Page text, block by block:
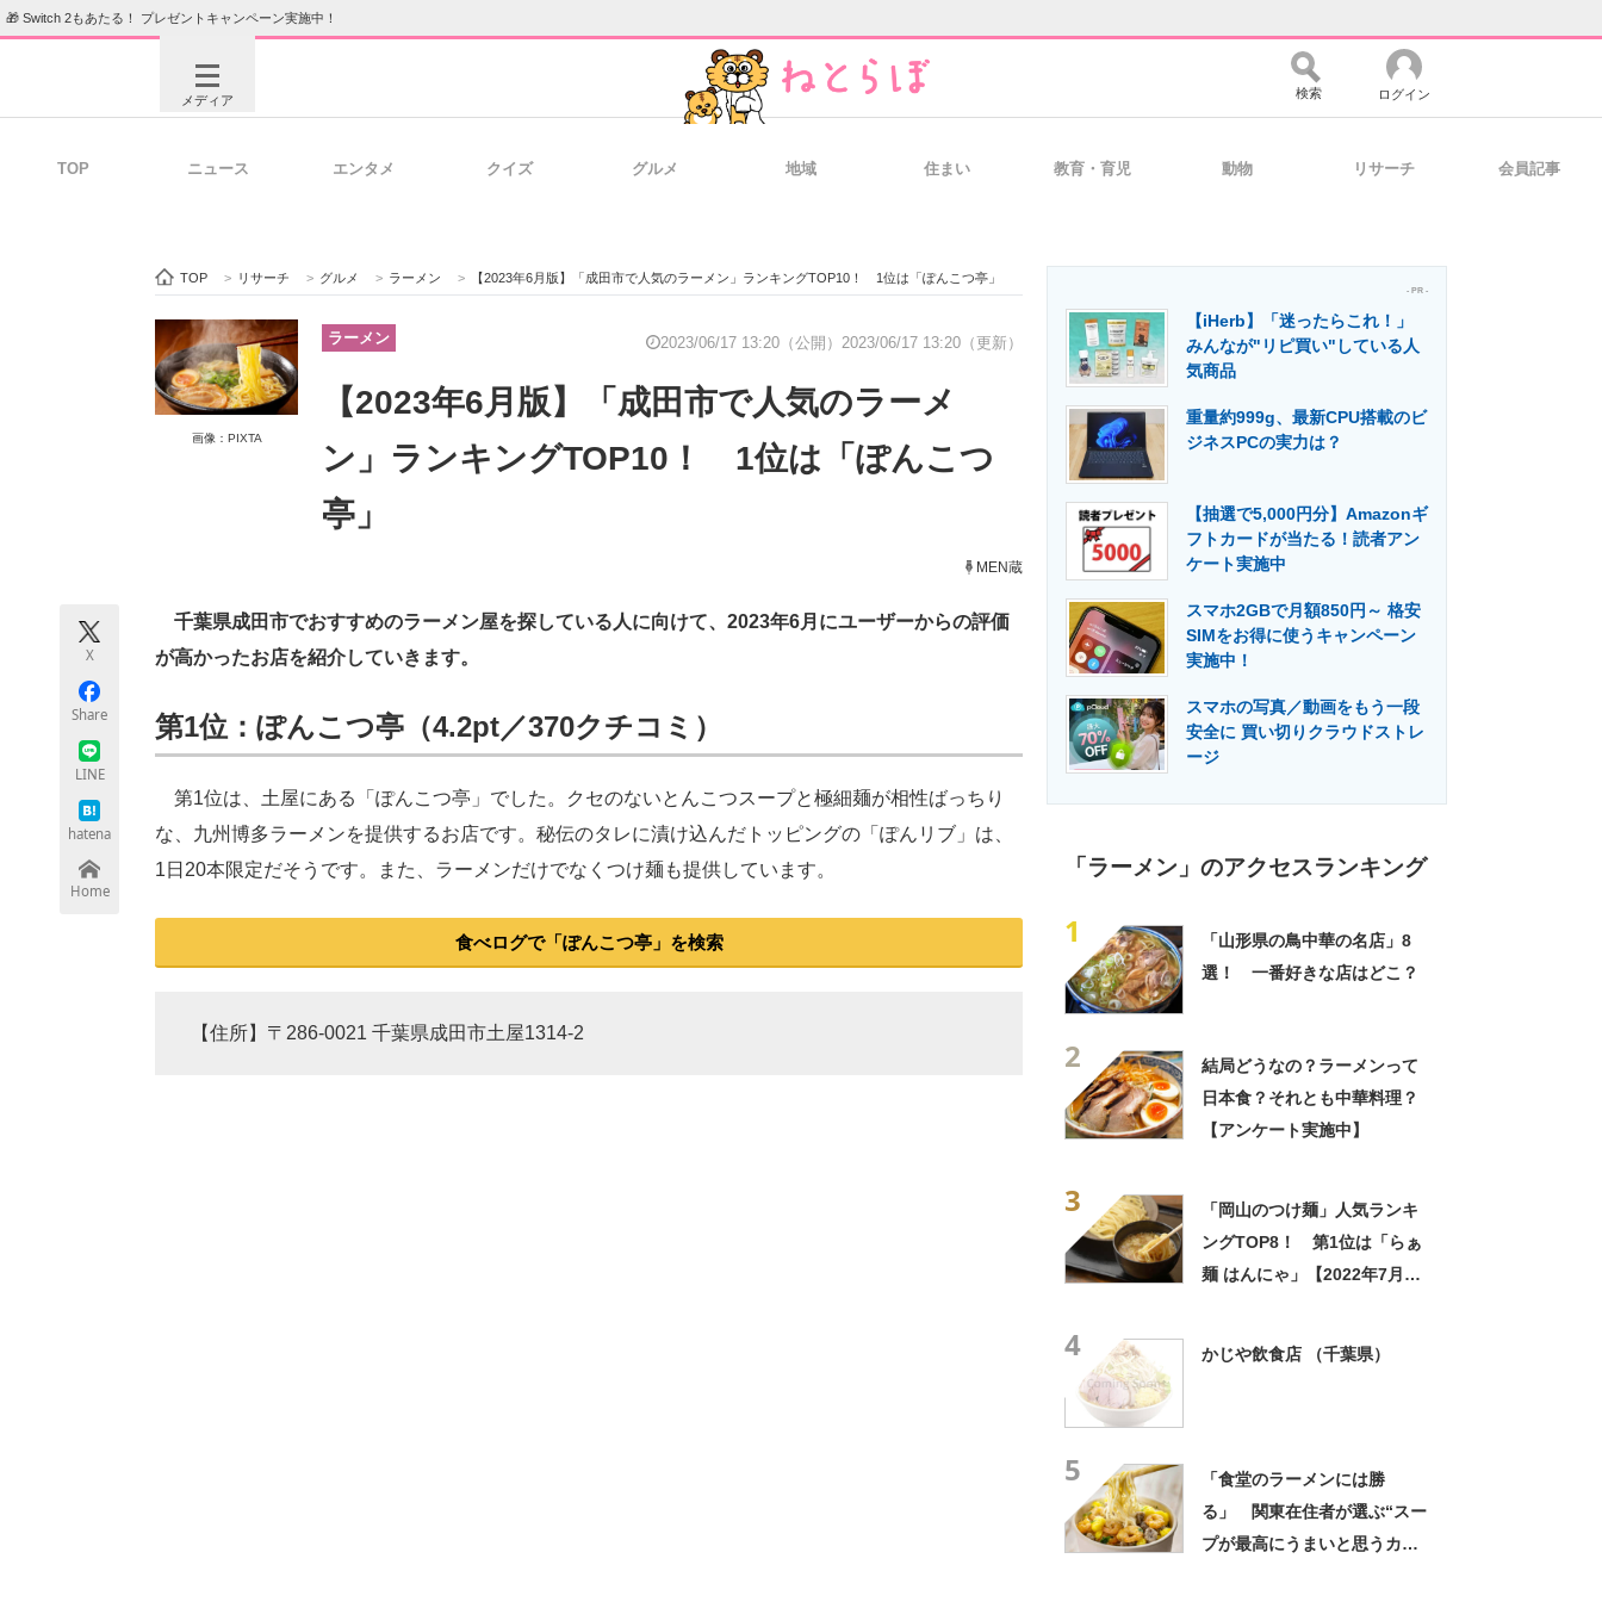
🎁 Switch 2もあたる！ プレゼントキャンペーン実施中！
メディア
ビジネスと働き方のヒント 経営リーダーのコミュニティ マーケ×ITの今がよく分かる
ITエンジニア向け専門サイト 製造業のIT導入・活用を支援
エネルギーの専門メディア 建設×テクノロジーの最前線
ちょっと気になるネットの話題
検索 ログイン
TOP ニュース エンタメ クイズ グルメ 地域 住まい 教育・育児 動物 リサーチ 会員記事
TOP > リサーチ > グルメ > ラーメン > 【2023年6月版】「成田市で人気のラーメン」ランキングTOP10！ 1位は「ぽんこつ亭」
画像：PIXTA
ラーメン 2023/06/17 13:20（公開） 2023/06/17 13:20（更新）
【2023年6月版】「成田市で人気のラーメ
ン」ランキングTOP10！ 1位は「ぽんこつ
亭」
MEN蔵
X
Share
LINE
hatena
Home
千葉県成田市でおすすめのラーメン屋を探している人に向けて、2023年6月にユーザーからの評価
が高かったお店を紹介していきます。
第1位：ぽんこつ亭（4.2pt／370クチコミ）
第1位は、土屋にある「ぽんこつ亭」でした。クセのないとんこつスープと極細麺が相性ばっちり
な、九州博多ラーメンを提供するお店です。秘伝のタレに漬け込んだトッピングの「ぽんリブ」は、
1日20本限定だそうです。また、ラーメンだけでなくつけ麺も提供しています。
食べログで「ぽんこつ亭」を検索
【住所】〒286-0021 千葉県成田市土屋1314-2
- PR -
【iHerb】「迷ったらこれ！」
みんなが"リピ買い"している人
気商品
重量約999g、最新CPU搭載のビ
ジネスPCの実力は？
【抽選で5,000円分】Amazonギ
フトカードが当たる！読者アン
ケート実施中
スマホ2GBで月額850円～ 格安
SIMをお得に使うキャンペーン
実施中！
スマホの写真／動画をもう一段
安全に 買い切りクラウドストレ
ージ
「ラーメン」のアクセスランキング
1
「山形県の鳥中華の名店」8
選！ 一番好きな店はどこ？
2
結局どうなの？ラーメンって
日本食？それとも中華料理？
【アンケート実施中】
3
「岡山のつけ麺」人気ランキ
ングTOP8！ 第1位は「らぁ
麺 はんにゃ」【2022年7月28
4 かじや飲食店 （千葉県）
5
「食堂のラーメンには勝
る」 関東在住者が選ぶ“スー
プが最高にうまいと思うカッ